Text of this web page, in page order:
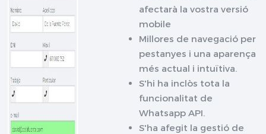
afectarà la vostra versió
mobile
Millores de navegació per
pestanyes i una aparença
més actual i intuïtiva.
S'hi ha inclòs tota la
funcionalitat de
Whatsapp API.
S'ha afegit la gestió de